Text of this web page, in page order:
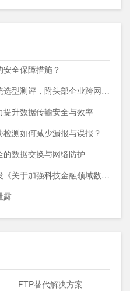
全保障措施？
新能源行业内外网文件摆渡系统选型测评，附头部企业跨网部署案例
升数据传输安全与效率
测如何减少漏报与误报？
数据交换与网络防护
中国人民银行等九部门联合印发《关于加强科技金融领域数据开发利用的通知》
露
FTP替代解决方案